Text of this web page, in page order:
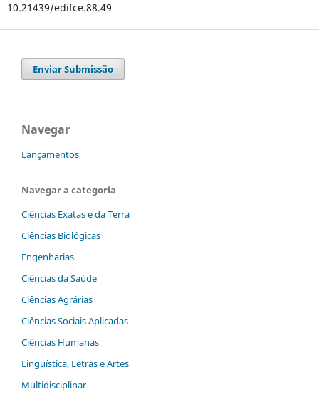
10.21439/edifce.88.49
Enviar Submissão
Navegar
Lançamentos
Navegar a categoria
Ciências Exatas e da Terra
Ciências Biológicas
Engenharias
Ciências da Saúde
Ciências Agrárias
Ciências Sociais Aplicadas
Ciências Humanas
Linguística, Letras e Artes
Multidisciplinar